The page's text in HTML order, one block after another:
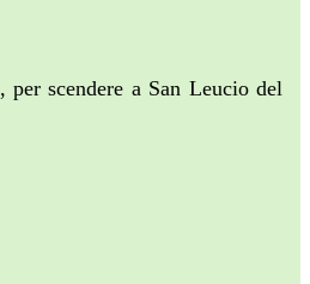
scendere a San Leucio del